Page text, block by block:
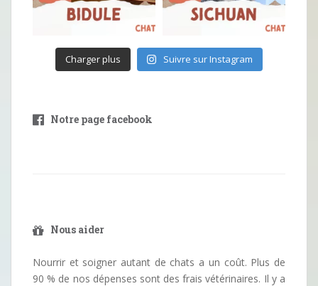
Charger plus Suivre sur Instagram
Notre page facebook
Nous aider
Nourrir et soigner autant de chats a un coût. Plus de
90 % de nos dépenses sont des frais vétérinaires. Il y a